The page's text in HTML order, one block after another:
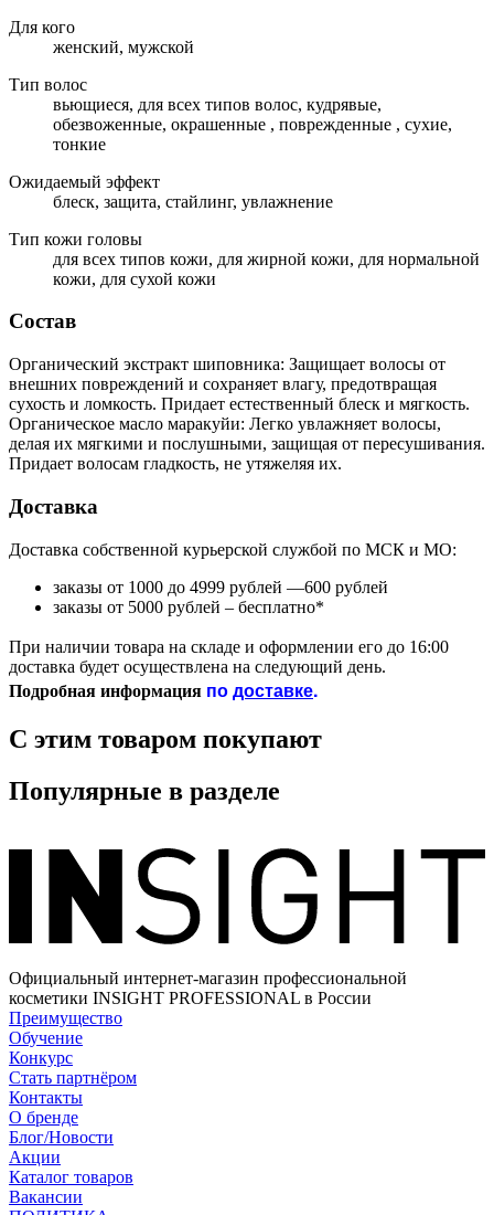
Для кого
женский, мужской
Тип волос
вьющиеся, для всех типов волос, кудрявые,
обезвоженные, окрашенные , поврежденные , сухие,
тонкие
Ожидаемый эффект
блеск, защита, стайлинг, увлажнение
Тип кожи головы
для всех типов кожи, для жирной кожи, для нормальной
кожи, для сухой кожи
Состав
Органический экстракт шиповника: Защищает волосы от
внешних повреждений и сохраняет влагу, предотвращая
сухость и ломкость. Придает естественный блеск и мягкость.
Органическое масло маракуйи: Легко увлажняет волосы,
делая их мягкими и послушными, защищая от пересушивания.
Придает волосам гладкость, не утяжеляя их.
Доставка
Доставка собственной курьерской службой по МСК и МО:
заказы от 1000 до 4999 рублей —600 рублей
заказы от 5000 рублей – бесплатно*
При наличии товара на складе и оформлении его до 16:00
доставка будет осуществлена на следующий день.
Подробная информация подоставке.
С этим товаром покупают
Популярные в разделе
Официальный интернет-магазин профессиональной
косметики INSIGHT PROFESSIONAL в России
Преимущество
Обучение
Конкурс
Стать партнёром
Контакты
О бренде
Блог/Новости
Акции
Каталог товаров
Вакансии